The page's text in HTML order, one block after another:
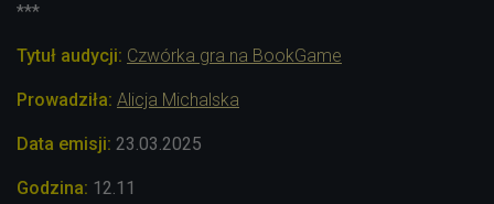
***
Tytuł audycji: Czwórka gra na BookGame
Prowadziła: Alicja Michalska
Data emisji: 23.03.2025
Godzina: 12.11